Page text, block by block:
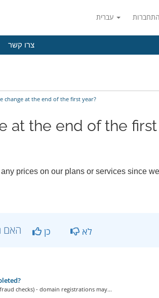
התחברות
צרו קשר
change at the end of the first year?
at the end of the first
prices on our plans or services since
כן לא
checks) - domain registrations may...